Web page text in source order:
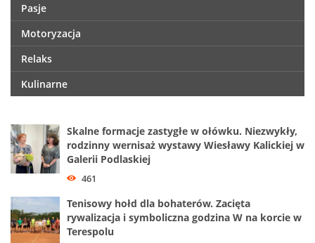
Pasje
Motoryzacja
Relaks
Kulinarne
Skalne formacje zastygłe w ołówku. Niezwykły,
rodzinny wernisaż wystawy Wiesławy Kalickiej w
Galerii Podlaskiej
461
Tenisowy hołd dla bohaterów. Zacięta
rywalizacja i symboliczna godzina W na korcie w
Terespolu